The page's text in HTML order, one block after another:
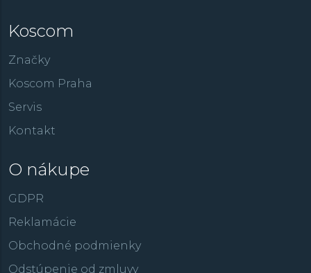
Koscom
Značky
Koscom Praha
Servis
Kontakt
O nákupe
GDPR
Reklamácie
Obchodné podmienky
Odstúpenie od zmluvy